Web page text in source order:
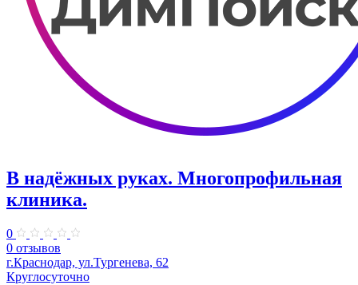
В надёжных руках. Многопрофильная
клиника.
0
0 отзывов
г.Краснодар, ул.Тургенева, 62
Круглосуточно